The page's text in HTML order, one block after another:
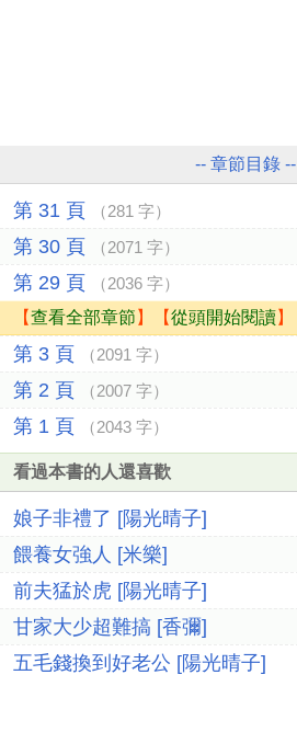
-- 章節目錄 --
第 31 頁 （281 字）
第 30 頁 （2071 字）
第 29 頁 （2036 字）
【查看全部章節 】【從頭開始閱讀】
第 3 頁 （2091 字）
第 2 頁 （2007 字）
第 1 頁 （2043 字）
看過本書的人還喜歡
娘子非禮了 [陽光晴子]
餵養女強人 [米樂]
前夫猛於虎 [陽光晴子]
甘家大少超難搞 [香彌]
五毛錢換到好老公 [陽光晴子]